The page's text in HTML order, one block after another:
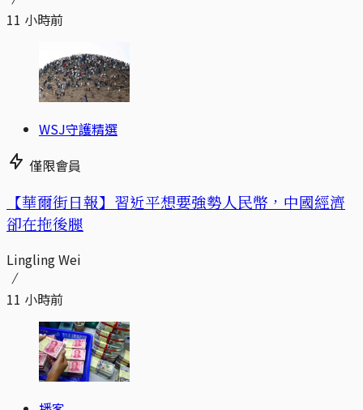
11 小時前
WSJ守護精選
僅限會員
【華爾街日報】習近平想要強勢人民幣，中國經濟
卻在拖後腿
Lingling Wei
11 小時前